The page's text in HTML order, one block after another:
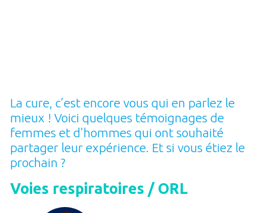
La cure, c’est encore vous qui en parlez le
mieux ! Voici quelques témoignages de
femmes et d’hommes qui ont souhaité
partager leur expérience. Et si vous étiez le
prochain ?
Voies respiratoires / ORL